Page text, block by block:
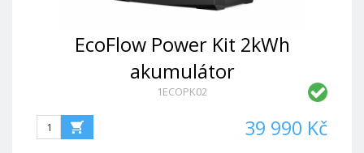
EcoFlow Power Kit 2kWh
akumulátor
1ECOPK02
39 990 Kč